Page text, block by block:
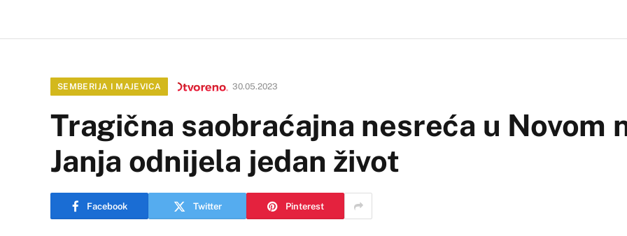
SEMBERIJA I MAJEVICA 30.05.2023
Tragična saobraćajna nesreća u Novom
Janja odnijela jedan život
Facebook Twitter Pinterest